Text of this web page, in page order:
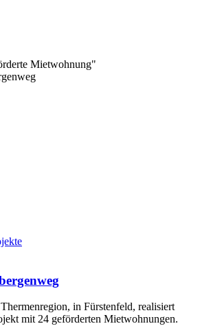
Mietwohnung"
in Fürstenfeld, realisiert
mit 24 geförderten Mietwohnungen.